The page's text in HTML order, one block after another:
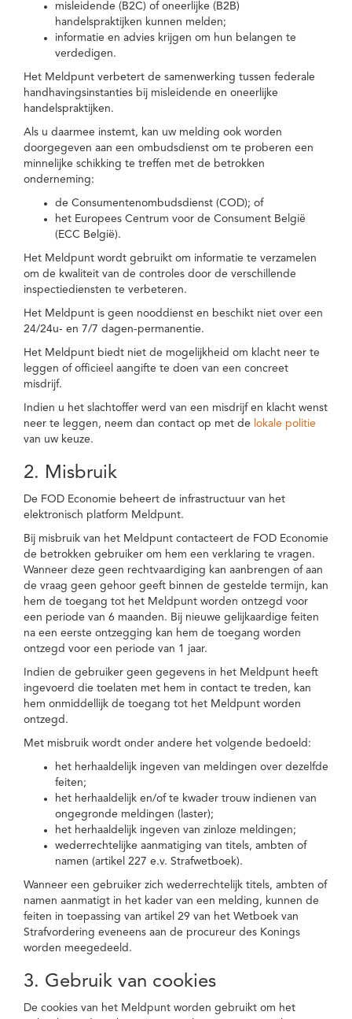
misleidende (B2C) of oneerlijke (B2B)
handelspraktijken kunnen melden;
informatie en advies krijgen om hun belangen te
verdedigen.
Het Meldpunt verbetert de samenwerking tussen federale
handhavingsinstanties bij misleidende en oneerlijke
handelspraktijken.
Als u daarmee instemt, kan uw melding ook worden
doorgegeven aan een ombudsdienst om te proberen een
minnelijke schikking te treffen met de betrokken
onderneming:
de Consumentenombudsdienst (COD); of
het Europees Centrum voor de Consument België
(ECC België).
Het Meldpunt wordt gebruikt om informatie te verzamelen
om de kwaliteit van de controles door de verschillende
inspectiediensten te verbeteren.
Het Meldpunt is geen nooddienst en beschikt niet over een
24/24u- en 7/7 dagen-permanentie.
Het Meldpunt biedt niet de mogelijkheid om klacht neer te
leggen of officieel aangifte te doen van een concreet
misdrijf.
Indien u het slachtoffer werd van een misdrijf en klacht wenst
neer te leggen, neem dan contact op met de lokale politie
van uw keuze.
2. Misbruik
De FOD Economie beheert de infrastructuur van het
elektronisch platform Meldpunt.
Bij misbruik van het Meldpunt contacteert de FOD Economie
de betrokken gebruiker om hem een verklaring te vragen.
Wanneer deze geen rechtvaardiging kan aanbrengen of aan
de vraag geen gehoor geeft binnen de gestelde termijn, kan
hem de toegang tot het Meldpunt worden ontzegd voor
een periode van 6 maanden. Bij nieuwe gelijkaardige feiten
na een eerste ontzegging kan hem de toegang worden
ontzegd voor een periode van 1 jaar.
Indien de gebruiker geen gegevens in het Meldpunt heeft
ingevoerd die toelaten met hem in contact te treden, kan
hem onmiddellijk de toegang tot het Meldpunt worden
ontzegd.
Met misbruik wordt onder andere het volgende bedoeld:
het herhaaldelijk ingeven van meldingen over dezelfde
feiten;
het herhaaldelijk en/of te kwader trouw indienen van
ongegronde meldingen (laster);
het herhaaldelijk ingeven van zinloze meldingen;
wederrechtelijke aanmatiging van titels, ambten of
namen (artikel 227 e.v. Strafwetboek).
Wanneer een gebruiker zich wederrechtelijk titels, ambten of
namen aanmatigt in het kader van een melding, kunnen de
feiten in toepassing van artikel 29 van het Wetboek van
Strafvordering eveneens aan de procureur des Konings
worden meegedeeld.
3. Gebruik van cookies
De cookies van het Meldpunt worden gebruikt om het